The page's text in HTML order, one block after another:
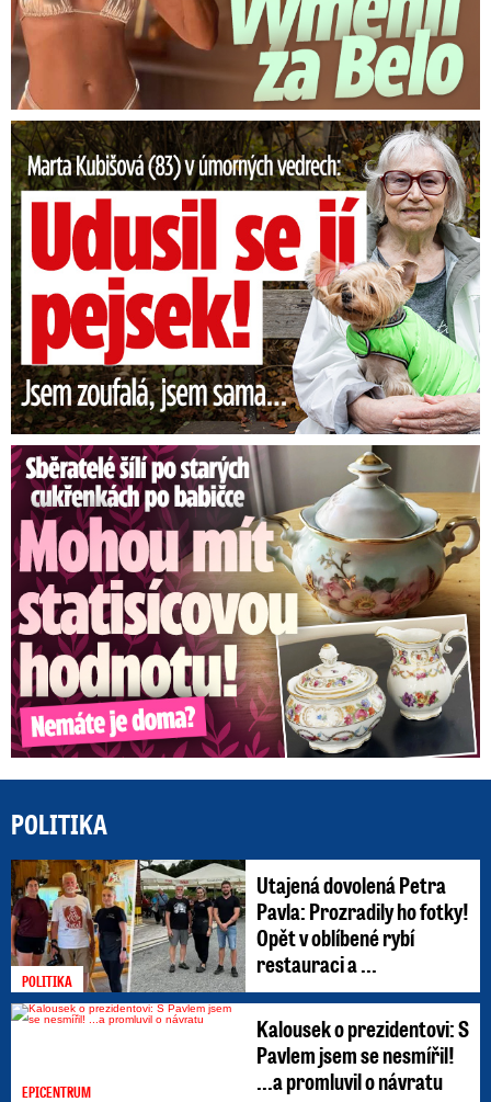
Marta Kubišová (83) v úmorných vedrech: Udusil se jí pejsek!
Sběratelé šílí po cukřenkách po babičce: Statisícová hodnota
POLITIKA
POLITIKA
Utajená dovolená Petra
Pavla: Prozradily ho fotky!
Opět v oblíbené rybí
restauraci a ...
EPICENTRUM
Kalousek o prezidentovi: S
Pavlem jsem se nesmířil!
...a promluvil o návratu